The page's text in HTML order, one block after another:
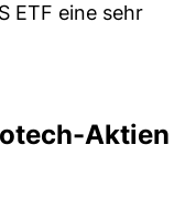
ETF eine sehr
Aktien